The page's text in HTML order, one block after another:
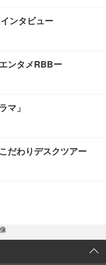
ンタビュー
ンタメRBBー
マ」
だわりデスクツアー